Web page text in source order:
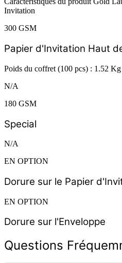
Invitation
300 GSM
Papier d'Invitation Haut
Poids du coffret (100 pcs) : 1.52 Kg
N/A
180 GSM
Special
N/A
EN OPTION
Dorure sur le Papier
EN OPTION
Dorure sur l'Enveloppe
Questions